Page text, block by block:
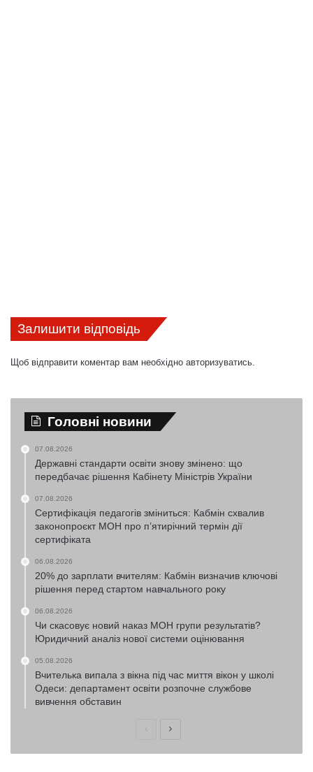
Залишити відповідь
Щоб відправити коментар вам необхідно авторизуватись.
Головні новини
07.08.2026
Державні стандарти освіти знову змінено: що
передбачає рішення Кабінету Міністрів України
07.08.2026
Сертифікація педагогів зміниться: Кабмін схвалив
законопроєкт МОН про п’ятирічний термін дії
сертифіката
06.08.2026
20% до зарплати вчителям: Кабмін визначив ключові
рішення перед стартом навчального року
06.08.2026
Чи скасовує новий наказ МОН групи результатів?
Юридичний аналіз нової системи оцінювання
05.08.2026
Вчителька випала з вікна під час миття вікон у школі
Одеси: департамент освіти розпочне службове
вивчення обставин
ПопередняНаступна